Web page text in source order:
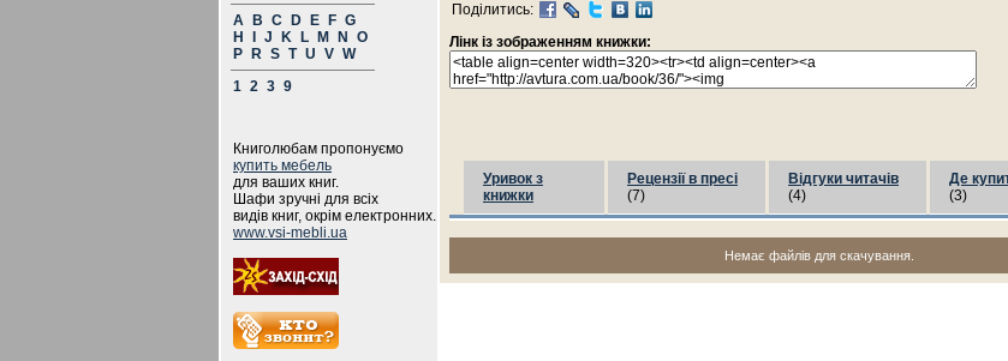
A
B C D E F G
H
J K L M N
O
P
R S T U V W
1 2 3 9
Книголюбам пропонуємо
купить мебель
для ваших книг.
Шафи зручні для всіх
видів книг, окрім електронних.
www.vsi-mebli.ua
Поділитись:
Лінк із зображенням книжки:
Уривок з
книжки
Рецензії в пресі
(7)
Відгуки читачів
(4)
Де
(3)
Немає файлів для скачування.